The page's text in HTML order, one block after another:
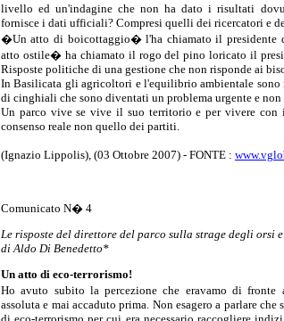
livello ed un'indagine che non ha dato i risultati
fornisce i dati ufficiali? Compresi quelli dei ricercatori e
�Un atto di boicottaggio� l'ha chiamato il presidente
atto ostile� ha chiamato il rogo del pino loricato il
Risposte politiche di una gestione che non risponde ai
In Basilicata gli agricoltori e l'equilibrio ambientale sono
di cinghiali che sono diventati un problema urgente e non
Un parco vive se vive il suo territorio e per vivere con
consenso reale non quello dei partiti.
(Ignazio Lippolis), (03 Ottobre 2007) - FONTE :
Comunicato N� 4
Le risposte del direttore del parco sulla strage degli orsi
di Aldo Di Benedetto*
Un atto di eco-terrorismo!
Ho avuto subito la percezione che eravamo di
assoluta e mai accaduto prima. Non esagero a parlare